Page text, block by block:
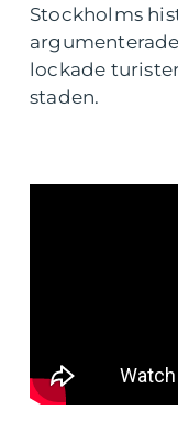
Stockholms
lockade
staden.